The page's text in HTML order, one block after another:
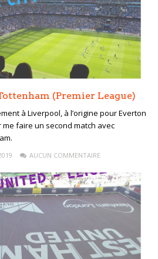
(Premier League)
à Liverpool, à l’origine pour Everton
faire un second match avec
AUCUN COMMENTAIRE